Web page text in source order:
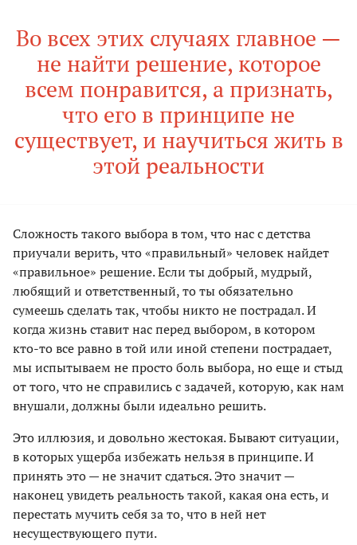
Во всех этих случаях главное —
не найти решение, которое
всем понравится, а признать,
что его в принципе не
существует, и научиться жить в
этой реальности
Сложность такого выбора в том, что нас с детства
приучали верить, что «правильный» человек найдет
«правильное» решение. Если ты добрый, мудрый,
любящий и ответственный, то ты обязательно
сумеешь сделать так, чтобы никто не пострадал. И
когда жизнь ставит нас перед выбором, в котором
кто-то все равно в той или иной степени пострадает,
мы испытываем не просто боль выбора, но еще и стыд
от того, что не справились с задачей, которую, как нам
внушали, должны были идеально решить.
Это иллюзия, и довольно жестокая. Бывают ситуации,
в которых ущерба избежать нельзя в принципе. И
принять это — не значит сдаться. Это значит —
наконец увидеть реальность такой, какая она есть, и
перестать мучить себя за то, что в ней нет
несуществующего пути.